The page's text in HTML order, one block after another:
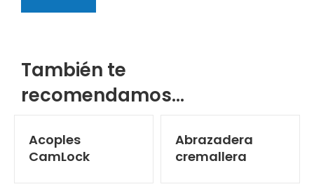
También te
recomendamos…
Acoples
CamLock
Abrazadera
cremallera